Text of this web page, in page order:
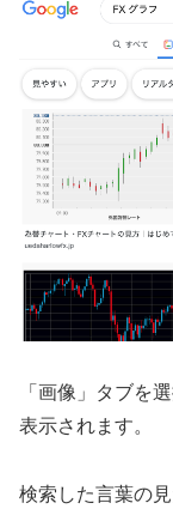
「画像」タブを
表示されます。
検索した言葉の